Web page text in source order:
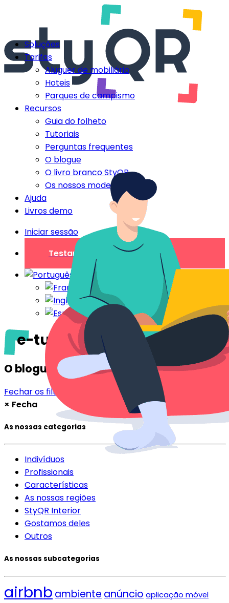
Soluções
Tarifas
Aluguer de mobiliário
Hoteis
Parques de campismo
Recursos
Guia do folheto
Tutoriais
Perguntas frequentes
O blogue
O livro branco StyQR
Os nossos modelos StyQR
Ajuda
Livros demo
Iniciar sessão
Testar gratuitamente
e-turismo
O blogue
Fechar os filtros
× Fecha
As nossas categorias
Indivíduos
Profissionais
Características
As nossas regiões
StyQR Interior
Gostamos deles
Outros
As nossas subcategorias
airbnb ambiente anúncio aplicação móvel